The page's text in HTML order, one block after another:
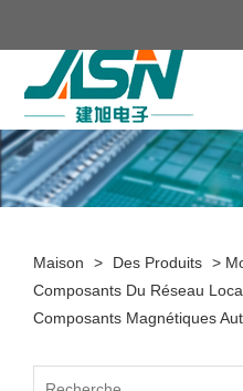
Maison > Des Produits >
Composants Du Réseau
Composants Magnétiques